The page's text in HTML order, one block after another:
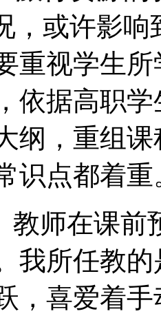
，或许影
重视学生
依据高职
纲，重组
识点都着重
教师在课
我所任教
，喜爱着